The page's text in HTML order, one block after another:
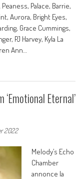
Palace, Barrie,
Aurora, Bright Eyes,
Grace Cummings,
PJ Harvey, Kyla La
Ann…
‘Emotional Eternal’
2022
Melody’s Echo
Chamber
annonce la